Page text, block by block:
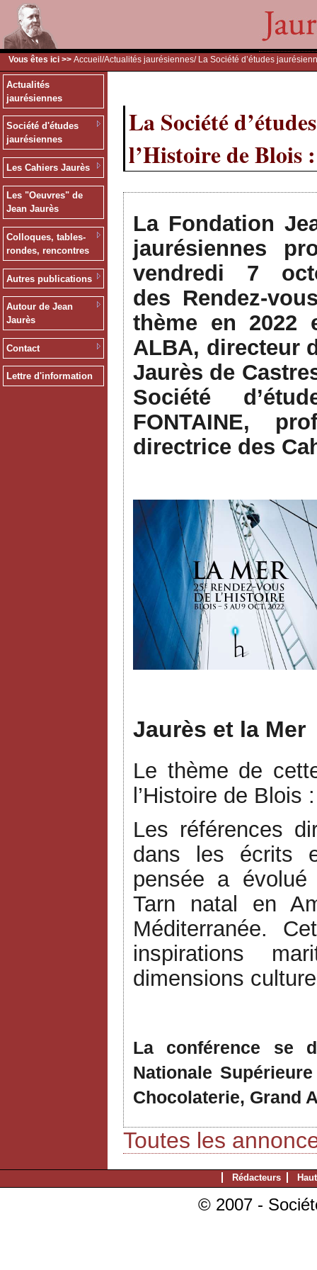
Vous êtes ici >> Accueil /Actualités jaurésiennes/ La Société d’études
Actualités
jaurésiennes
Société d'études
jaurésiennes
Les Cahiers Jaurès
Les "Oeuvres" de
Jean Jaurès
Colloques, tables-
rondes, rencontres
Autres publications
Autour de Jean
Jaurès
Contact
Lettre d'information
La Société
l’Histoire de Blois
La Fondation
jaurésiennes
vendredi 7
des Rendez-
thème en 2022
ALBA, directeur
Jaurès de
Société
FONTAINE,
directrice des
Jaurès et la Mer
Le thème de
l’Histoire de Blois
Les références
dans les écrits
pensée a
Tarn natal en
Méditerranée.
inspirations
dimensions
La conférence se
Nationale
Chocolaterie, Grand
Toutes les
Rédacteurs
© 2007 -